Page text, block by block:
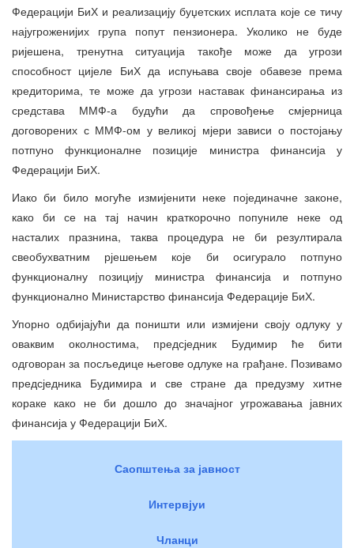
Федерацији БиХ и реализацију буџетских исплата које се тичу
најугроженијих група попут пензионера. Уколико не буде
ријешена, тренутна ситуација такође може да угрози
способност цијеле БиХ да испуњава своје обавезе према
кредиторима, те може да угрози наставак финансирања из
средстава ММФ-а будући да спровођење смјерница
договорених с ММФ-ом у великој мјери зависи о постојању
потпуно функционалне позиције министра финансија у
Федерацији БиХ.
Иако би било могуће измијенити неке појединачне законе,
како би се на тај начин краткорочно попуниле неке од
насталих празнина, таква процедура не би резултирала
свеобухватним рјешењем које би осигурало потпуно
функционалну позицију министра финансија и потпуно
функционално Министарство финансија Федерације БиХ.
Упорно одбијајући да поништи или измијени своју одлуку у
оваквим околностима, предсједник Будимир ће бити
одговоран за посљедице његове одлуке на грађане. Позивамо
предсједника Будимира и све стране да предузму хитне
кораке како не би дошло до значајног угрожавања јавних
финансија у Федерацији БиХ.
Саопштења за јавност
Интервјуи
Чланци